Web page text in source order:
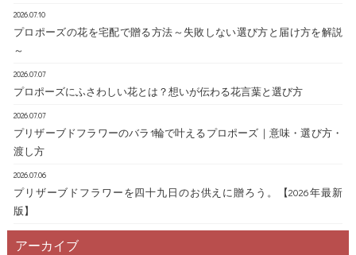
2026.07.10
プロポーズの花を宅配で贈る方法～失敗しない選び方と届け方を解説
～
2026.07.07
プロポーズにふさわしい花とは？想いが伝わる花言葉と選び方
2026.07.07
プリザーブドフラワーのバラ1輪で叶えるプロポーズ｜意味・選び方・
渡し方
2026.07.06
プリザーブドフラワーを四十九日のお供えに贈ろう。【2026年最新
版】
アーカイブ